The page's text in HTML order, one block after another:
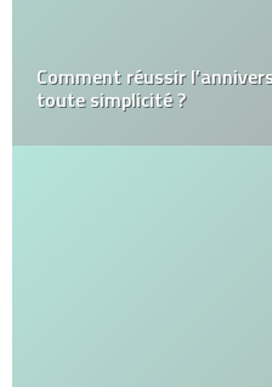
Comment réussir
toute simplicité ?